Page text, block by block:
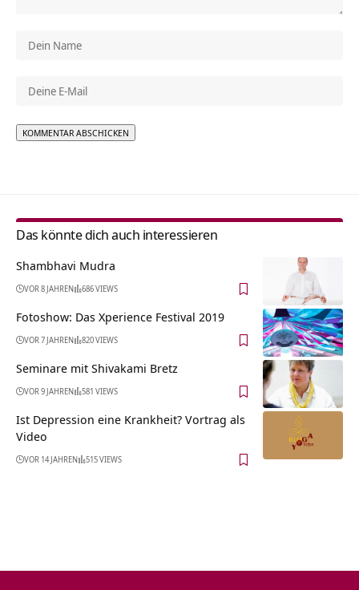
Das könnte dich auch interessieren
Shambhavi Mudra
VOR 8 JAHREN 686 VIEWS
Fotoshow: Das Xperience Festival 2019
VOR 7 JAHREN 820 VIEWS
Seminare mit Shivakami Bretz
VOR 9 JAHREN 581 VIEWS
Ist Depression eine Krankheit? Vortrag als
Video
VOR 14 JAHREN 515 VIEWS